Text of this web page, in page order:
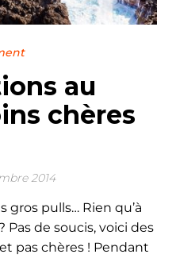
au
chères
2014
gros pulls… Rien qu’à
Pas de soucis, voici des
pas chères ! Pendant